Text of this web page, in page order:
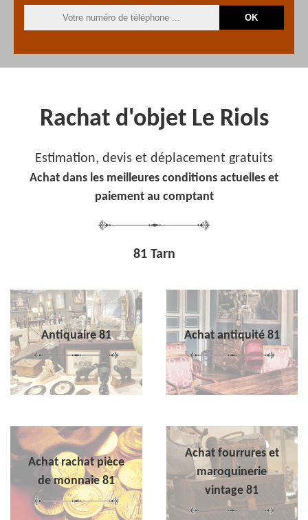
Rachat d'objet Le Riols
Estimation, devis et déplacement gratuits
Achat dans les meilleures conditions actuelles et
paiement au comptant
81 Tarn
Antiquaire 81 Achat antiquité 81
Achat rachat pièce
de monnaie 81
Achat fourrures et
maroquinerie
vintage 81